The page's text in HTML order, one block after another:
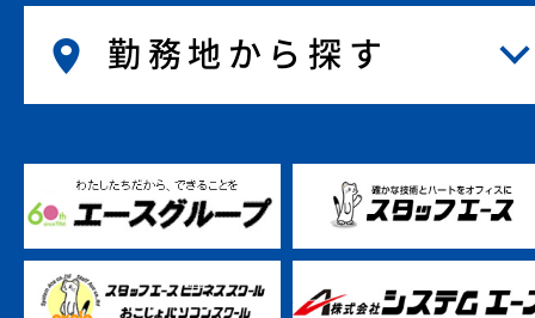
勤務地から探す